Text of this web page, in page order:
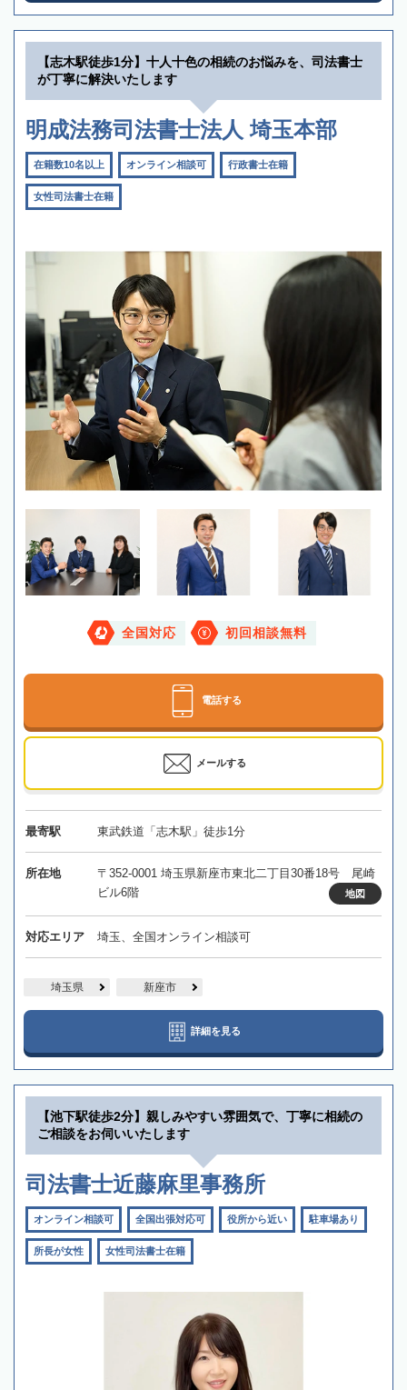
【志木駅徒歩1分】十人十色の相続のお悩みを、司法書士
が丁寧に解決いたします
明成法務司法書士法人 埼玉本部
在籍数10名以上 オンライン相談可 行政書士在籍
女性司法書士在籍
全国対応 初回相談無料
電話する
メールする
最寄駅 東武鉄道「志木駅」徒歩1分
所在地
〒352-0001 埼玉県新座市東北二丁目30番18号 尾崎
ビル6階
地図
対応エリア 埼玉、全国オンライン相談可
埼玉県 新座市
詳細を見る
【池下駅徒歩2分】親しみやすい雰囲気で、丁寧に相続の
ご相談をお伺いいたします
司法書士近藤麻里事務所
オンライン相談可 全国出張対応可 役所から近い 駐車場あり
所長が女性 女性司法書士在籍